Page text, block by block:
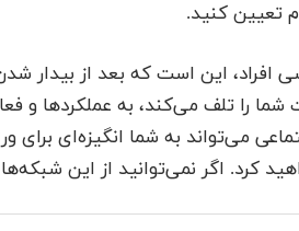
تعیین کنید.
افراد،‌ این است که بعد از بیدار
شما را تلف می‌کند، به عملکردها و
می‌تواند به شما انگیزه‌ای برای
کرد. اگر نمی‌توانید از این